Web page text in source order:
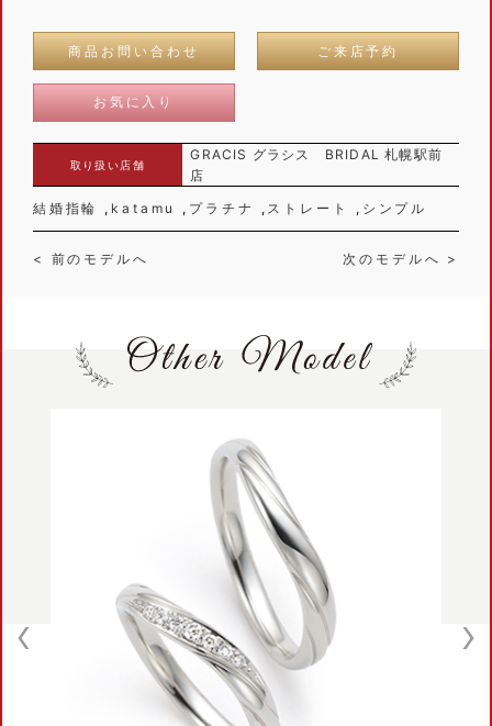
商品お問い合わせ ご来店予約
お気に入り
取り扱い店舗
GRACIS グラシス BRIDAL 札幌駅前
店
結婚指輪
katamu プラチナ ストレート シンプル
< 前のモデルへ 次のモデルへ >